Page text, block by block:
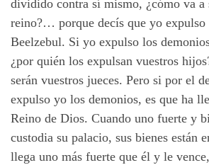
dividido contra sí mismo, ¿cómo va a
reino?… porque decís que yo expulso
Beelzebul. Si yo expulso los
¿por quién los expulsan vuestros
serán vuestros jueces. Pero si por el
expulso yo los demonios, es que ha
Reino de Dios. Cuando uno fuerte y
custodia su palacio, sus bienes están
llega uno más fuerte que él y le